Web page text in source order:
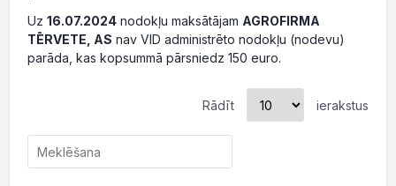
Uz 16.07.2024 nodokļu maksātājam AGROFIRMA
TĒRVETE, AS nav VID administrēto nodokļu (nodevu)
parāda, kas kopsummā pārsniedz 150 euro.
Rādīt ierakstus